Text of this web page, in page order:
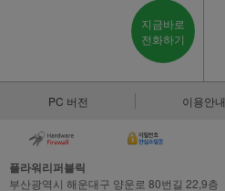
지금바로
전화하기
PC 버전 이용안내
플라워리퍼블릭
부산광역시 해운대구 양운로 80번길 22,9층